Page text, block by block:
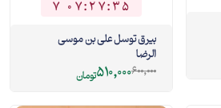
7 0 7:27:35
بیرق توسل علی بن موسی
الرضا
600,000
510,000تومان